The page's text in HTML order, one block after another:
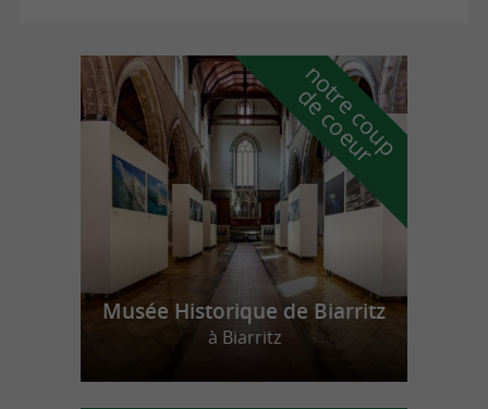
n
o
t
r
e
c
o
u
p
d
e
c
o
e
u
r
Musée Historique de Biarritz
à Biarritz